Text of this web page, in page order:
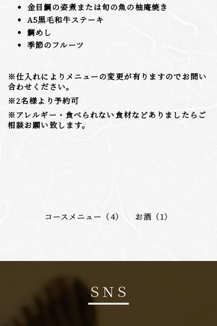
金目鯛の姿煮または旬の魚の柚庵焼き
A5黒毛和牛ステーキ
鯛めし
季節のフルーツ
※仕入れによりメニューの変更が有りますのでお問い
合わせください。
※2名様より予約可
※アレルギー・食べられない食材などありましたらご
相談お願い致します。
コースメニュー（4） お酒（1）
ＳＮＳ